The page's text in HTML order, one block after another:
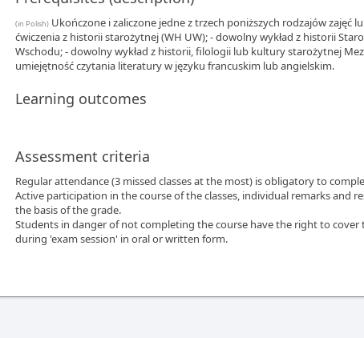
(in Polish) Ukończone i zaliczone jedne z trzech poniższych rodzajów zajęć
ćwiczenia z historii starożytnej (WH UW); - dowolny wykład z historii
Wschodu; - dowolny wykład z historii, filologii lub kultury starożytnej
umiejętność czytania literatury w języku francuskim lub angielskim.
Learning outcomes
Assessment criteria
Regular attendance (3 missed classes at the most) is obligatory to
Active participation in the course of the classes, individual remarks and
the basis of the grade.
Students in danger of not completing the course have the right to cover
during 'exam session' in oral or written form.